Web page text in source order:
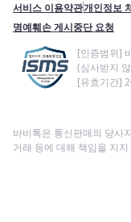
서비스 이용약관개인정보
명예훼손 게시중단 요청
[인증범위]
(심사받지
[유효기간]
바비톡은 통신판매의 당사
거래 등에 대해 책임을 지